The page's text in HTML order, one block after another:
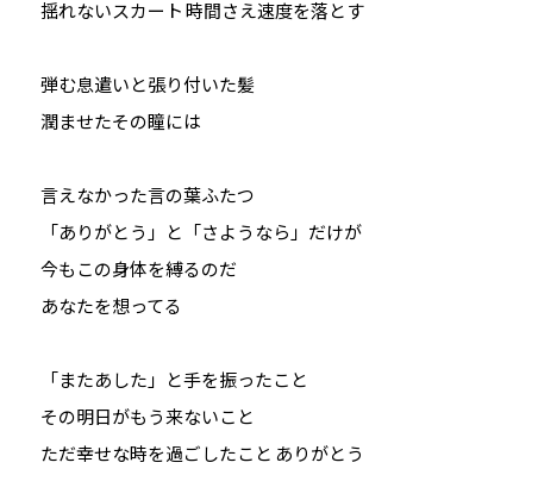
揺れないスカート 時間さえ速度を落とす
弾む息遣いと張り付いた髪
潤ませたその瞳には
言えなかった言の葉ふたつ
「ありがとう」と「さようなら」だけが
今もこの身体を縛るのだ
あなたを想ってる
「またあした」と手を振ったこと
その明日がもう来ないこと
ただ幸せな時を過ごしたこと ありがとう